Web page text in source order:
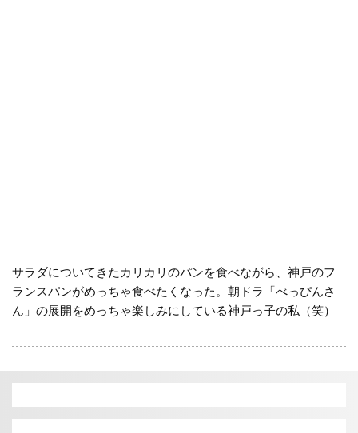
サラダについてきたカリカリのパンを食べながら、神戸のフ
ランスパンがめっちゃ食べたくなった。朝ドラ「べっぴんさ
ん」の展開をめっちゃ楽しみにしている神戸っ子の私（笑）